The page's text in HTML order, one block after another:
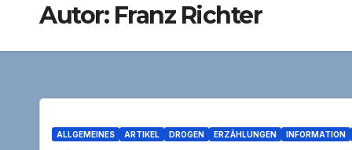
Autor: Franz Richter
ALLGEMEINES ARTIKEL DROGEN ERZÄHLUNGEN INFORMATION